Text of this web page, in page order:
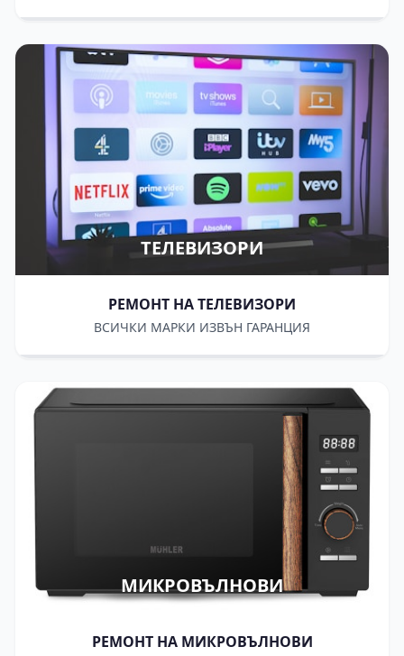
ТЕЛЕВИЗОРИ
РЕМОНТ НА ТЕЛЕВИЗОРИ
ВСИЧКИ МАРКИ ИЗВЪН ГАРАНЦИЯ
МИКРОВЪЛНОВИ
РЕМОНТ НА МИКРОВЪЛНОВИ